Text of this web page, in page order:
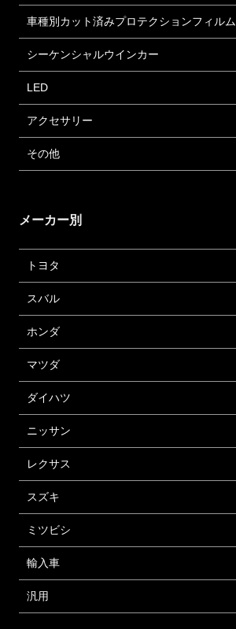
車種別カット済みプロテクションフィルム
シーケンシャルウインカー
LED
アクセサリー
その他
メーカー別
トヨタ
スバル
ホンダ
マツダ
ダイハツ
ニッサン
レクサス
スズキ
ミツビシ
輸入車
汎用